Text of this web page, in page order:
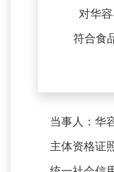
对华
符合食
当事人：华容
主体资格证照